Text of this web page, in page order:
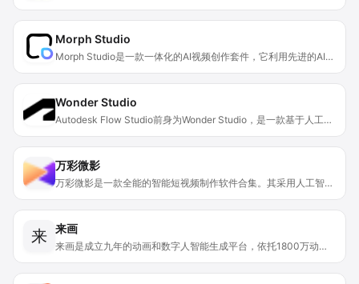
Morph Studio
Morph Studio是一款一体化的AI视频创作套件，它利用先进的AI技术，为用户提供了强大的视频创作和编辑功能。其重要性在于它极大地简化了视频创作流程，降低了创作门槛，让用户无需复杂的专业知识和昂贵的设备就能创作出高质量的视频。主要优点包括：操作简单便捷，只需输入文本或图像即可生成视频；功能丰富多样，涵盖文本转视频、图像转视频、视频风格转换等；能有效节省时间和成本，提高创作效率。产品背景基于当前AI技术在视频领域的快速发展，旨在满足市场对于高效视频创作工具的需求。价格方面，可免费试用，部分高级功能可能需要付费。产品定位为面向从个人创作者到商业机构的广泛用户群体，无论是制作电商视频、营销视频还是专业项目视频，都能提供强有力的支持。
Wonder Studio
Autodesk Flow Studio前身为Wonder Studio，是一款基于人工智能技术的在线工具，致力于革新视觉特效（VFX）制作流程。它能够自动检测演员表演，将其动作、表情转移到CG角色上，完成动画、灯光及合成等工作，大幅提高制作效率。产品可自动化完成80 - 90%的“客观”VFX工作，让艺术家专注于富有创意的“主观”工作，并可与现有制作流程无缝对接。价格方面，提供免费试用，无需信用卡。产品定位于为影视制作、动画创作等领域提供便捷高效的VFX解决方案。
万彩微影
万彩微影是一款全能的智能短视频制作软件合集。其采用人工智能技术，能让企业、自媒体及个人高效、快速且智能地制作出令人瞩目的短视频作品。这些作品广泛应用于宣传、微课、动画短片等多个领域，适合在抖音、快手等平台传播吸粉。产品有免费版本可下载使用，同时也提供VIP付费服务，定位是满足不同用户群体的短视频制作需求。
来 来画
来画是成立九年的动画和数字人智能生成平台，依托1800万动画数据资产，自主研发SkinSoul动画模型。打造了AI动画和AI数字人生成创作工具，搭建数字人MCN和AI教育平台，孵化AI硬件品牌InnAIO。产品支持一键生成动画、数字人视频、PPT等内容，具有海量正版商用素材和模板。平台涵盖多种使用权益，如2K清晰度、无水印视频等，还提供售后培训和商用授权保障。价格体系包含会员开通等付费形式，也有免费试用和高级版体验会员领取活动。定位是为全球用户提供更快更好的AI产品，满足多样化创作需求。